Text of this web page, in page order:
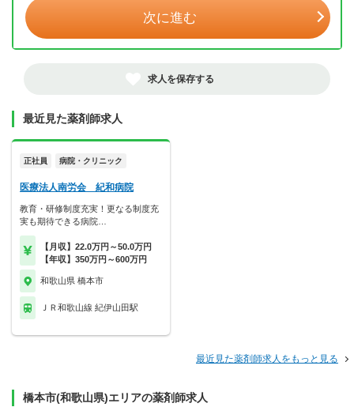
次に進む
求人を保存する
最近見た薬剤師求人
正社員 病院・クリニック
医療法人南労会 紀和病院
教育・研修制度充実！更なる制度充
実も期待できる病院…
【月収】22.0万円～50.0万円
【年収】350万円～600万円
和歌山県 橋本市
ＪＲ和歌山線 紀伊山田駅
最近見た薬剤師求人をもっと見る
橋本市(和歌山県)エリアの薬剤師求人